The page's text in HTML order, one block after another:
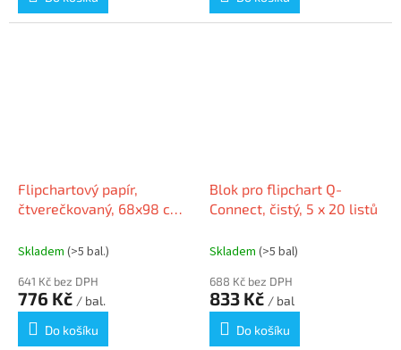
Flipchartový papír,
čtverečkovaný, 68x98 cm,
Skladem (>5 bal.)
641 Kč bez DPH
776 Kč / bal.
Do košíku
Blok pro flipchart Q-
Connect, čistý, 5 x 20 listů
Skladem (>5 bal)
688 Kč bez DPH
833 Kč / bal
Do košíku